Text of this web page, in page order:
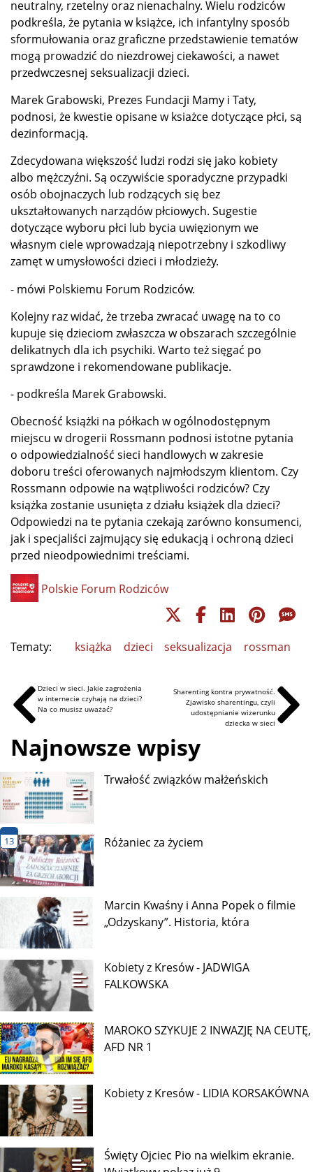
neutralny, rzetelny oraz nienachalny. Wielu rodziców
podkreśla, że pytania w książce, ich infantylny sposób
sformułowania oraz graficzne przedstawienie tematów
mogą prowadzić do niezdrowej ciekawości, a nawet
przedwczesnej seksualizacji dzieci.
Marek Grabowski, Prezes Fundacji Mamy i Taty,
podnosi, że kwestie opisane w ksiażce dotyczące płci, są
dezinformacją.
Zdecydowana większość ludzi rodzi się jako kobiety
albo mężczyźni. Są oczywiście sporadyczne przypadki
osób obojnaczych lub rodzących się bez
ukształtowanych narządów płciowych. Sugestie
dotyczące wyboru płci lub bycia uwięzionym we
własnym ciele wprowadzają niepotrzebny i szkodliwy
zamęt w umysłowości dzieci i młodzieży.
- mówi Polskiemu Forum Rodziców.
Kolejny raz widać, że trzeba zwracać uwagę na to co
kupuje się dzieciom zwłaszcza w obszarach szczególnie
delikatnych dla ich psychiki. Warto też sięgać po
sprawdzone i rekomendowane publikacje.
- podkreśla Marek Grabowski.
Obecność książki na półkach w ogólnodostępnym
miejscu w drogerii Rossmann podnosi istotne pytania
o odpowiedzialność sieci handlowych w zakresie
doboru treści oferowanych najmłodszym klientom. Czy
Rossmann odpowie na wątpliwości rodziców? Czy
książka zostanie usunięta z działu książek dla dzieci?
Odpowiedzi na te pytania czekają zarówno konsumenci,
jak i specjaliści zajmujący się edukacją i ochroną dzieci
przed nieodpowiednimi treściami.
Polskie Forum Rodziców
Tematy: książka dzieci seksualizacja rossman
Dzieci w sieci. Jakie zagrożenia
w internecie czyhają na dzieci?
Na co musisz uważać?
Sharenting kontra prywatność.
Zjawisko sharentingu, czyli
udostępnianie wizerunku
dziecka w sieci
Najnowsze wpisy
Trwałość związków małżeńskich
13 Różaniec za życiem
Marcin Kwaśny i Anna Popek o filmie
„Odzyskany”. Historia, która
Kobiety z Kresów - JADWIGA
FALKOWSKA
MAROKO SZYKUJE 2 INWAZJĘ NA CEUTĘ,
AFD NR 1
Kobiety z Kresów - LIDIA KORSAKÓWNA
Święty Ojciec Pio na wielkim ekranie.